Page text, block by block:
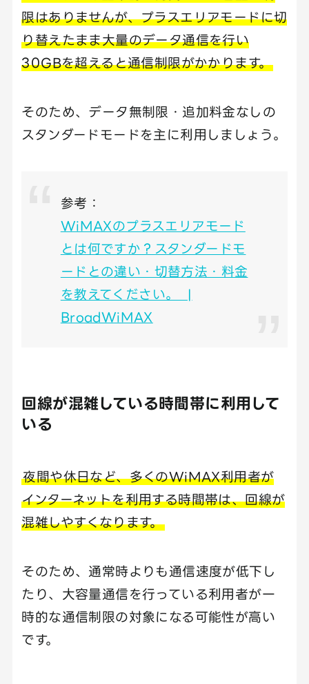
限はありませんが、プラスエリアモードに切
り替えたまま大量のデータ通信を行い
30GBを超えると通信制限がかかります。
そのため、データ無制限・追加料金なしの
スタンダードモードを主に利用しましょう。
参考：
WiMAXのプラスエリアモード
とは何ですか？スタンダードモ
ードとの違い・切替方法・料金
を教えてください。 |
BroadWiMAX
回線が混雑している時間帯に利用して
いる
夜間や休日など、多くのWiMAX利用者が
インターネットを利用する時間帯は、回線が
混雑しやすくなります。
そのため、通常時よりも通信速度が低下し
たり、大容量通信を行っている利用者が一
時的な通信制限の対象になる可能性が高い
です。